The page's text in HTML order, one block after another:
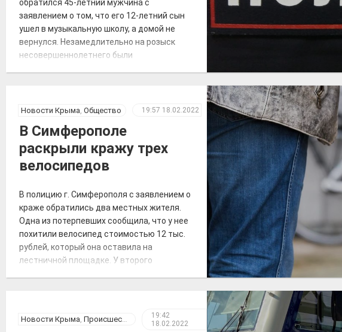
обратился 45-летний мужчина с
заявлением о том, что его 12-летний сын
ушел в музыкальную школу, а домой не
вернулся. Незамедлительно на розыск
несовершеннолетнего были
уполномоченные, все дежурные наряды
службы, ГИБДД, уголовного розыска.
Также к поисковым мероприятиям
привлекли кинолога […]
Новости Крыма Общество 19:57 18.02.2022
В Симферополе
раскрыли кражу трех
велосипедов
В полицию г. Симферополя с заявлением о
краже обратились два местных жителя.
Одна из потерпевших сообщила, что у нее
похитили велосипед стоимостью 12 тыс.
рублей, который она оставила на
лестничной площадке. У второго
сроки по подозрению в совершении
данных преступлений задержаны двое […]
Новости Крыма, Происшествия
19:42
18.02.2022